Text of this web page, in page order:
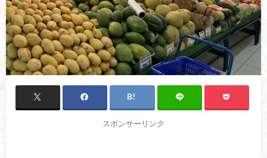
スポンサーリンク